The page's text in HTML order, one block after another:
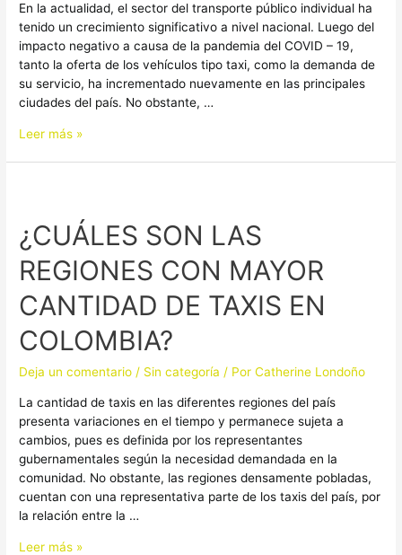
En la actualidad, el sector del transporte público individual ha
tenido un crecimiento significativo a nivel nacional. Luego del
impacto negativo a causa de la pandemia del COVID – 19,
tanto la oferta de los vehículos tipo taxi, como la demanda de
su servicio, ha incrementado nuevamente en las principales
ciudades del país. No obstante, …
TAXISTAS
Leer más »
¿CUÁLES SON LAS
REGIONES CON MAYOR
CANTIDAD DE TAXIS EN
COLOMBIA?
Deja un comentario / Sin categoría / PorCatherine Londoño
La cantidad de taxis en las diferentes regiones del país
presenta variaciones en el tiempo y permanece sujeta a
cambios, pues es definida por los representantes
gubernamentales según la necesidad demandada en la
comunidad. No obstante, las regiones densamente pobladas,
cuentan con una representativa parte de los taxis del país, por
la relación entre la …
LAS
REGIONES
CON
MAYOR
CANTIDAD
TAXIS
COLOMBIA?
Leer más »